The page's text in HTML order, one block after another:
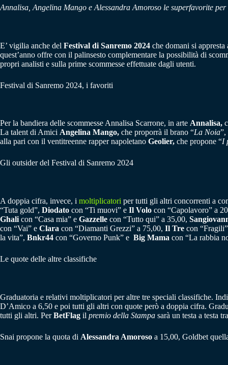
Annalisa, Angelina Mango e Alessandra Amoroso le superfavorite per
E’ vigilia anche del Festival di Sanremo 2024 che domani si
quest’anno offre con il palinsesto complementare la possibilità di
propri analisti e sulla prime scommesse effettuate dagli utenti.
Festival di Sanremo 2024, i favoriti
Per la bandiera delle scommesse Annalisa Scarrone, in arte Annalisa,
La talent di Amici Angelina Mango, che proporrà il brano “La Noia”,
alla pari con il ventitreenne rapper napoletano Geolier, che propone “I
Gli outsider del Festival di Sanremo 2024
A doppia cifra, invece, i moltiplicatori per tutti gli altri concorrenti a
“Tuta gold”, Diodato con “Ti muovi” e Il Volo con “Capolavoro” a
Ghali con “Casa mia” e Gazzelle con “Tutto qui” a 35,00,
con “Vai” e Clara con “Diamanti Grezzi” a 75,00, Il Tre con
la vita”, Bnkr44 con “Governo Punk” e Big Mama con “La rabbia
Le quote delle altre classifiche
Graduatoria e relativi moltiplicatori per altre tre speciali classifiche.
D’Amico a 6,50 e poi tutti gli altri con quote però a doppia cifra.
tutti gli altri. PerBetFlag il premio della Stampa sarà un testa a testa tra
Snai propone la quota di Alessandra Amoroso a 15,00, Goldbet